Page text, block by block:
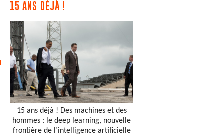
15 ANS DÉJÀ !
15 ans déjà ! Des machines et des
hommes : le deep learning, nouvelle
frontière de l’intelligence artificielle